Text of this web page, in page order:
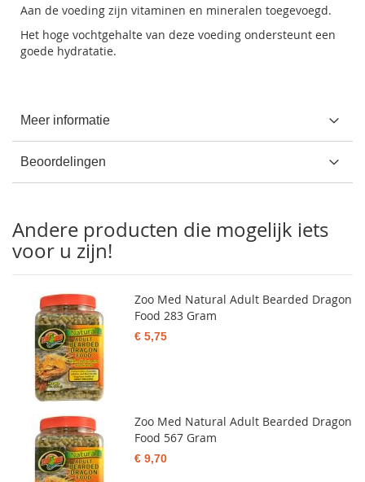
Aan de voeding zijn vitaminen en mineralen toegevoegd.
Het hoge vochtgehalte van deze voeding ondersteunt een
goede hydratatie.
Meer informatie
Beoordelingen
Andere producten die mogelijk iets
voor u zijn!
Zoo Med Natural Adult Bearded Dragon
Food 283 Gram
€ 5,75
Zoo Med Natural Adult Bearded Dragon
Food 567 Gram
€ 9,70